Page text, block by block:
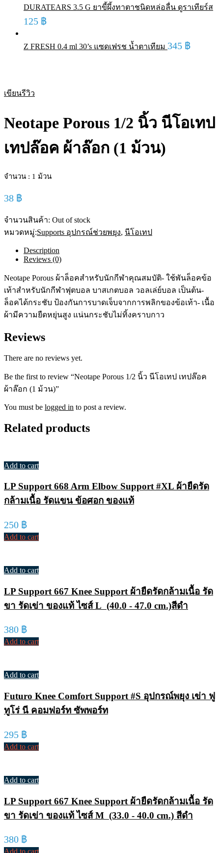
DURATEARS 3.5 G ยาขี้ผึ้งทาตาชนิดหล่อลื่น ดูราเทียร์ส
125 ฿
Z FRESH 0.4 ml 30’s แซดเฟรช น้ำตาเทียม 345 ฿
เขียนรีวิว
Neotape Porous 1/2 นิ้ว นีโอเทป
เทปล๊อค ผ้าล๊อก (1 ม้วน)
จำนวน : 1 ม้วน
38 ฿
จำนวนสินค้า: Out of stock
หมวดหมู่:Supports อุปกรณ์ช่วยพยุง, นีโอเทป
Description
Reviews (0)
Neotape Porous ผ้าล็อคสำหรับนักกีฬาคุณสมบัติ- ใช้พันล็อคข้อ
เท้าสำหรับนักกีฬาฟุตบอล บาสเกตบอล วอลเล่ย์บอล เป็นต้น-
ล็อคได้กระชับ ป้องกันการบาดเจ็บจากการพลิกของข้อเท้า- เนื้อ
ผ้ามีความยืดหยุ่นสูง แน่นกระชับไม่ทิ้งคราบกาว
Reviews
There are no reviews yet.
Be the first to review “Neotape Porous 1/2 นิ้ว นีโอเทป เทปล๊อค
ผ้าล๊อก (1 ม้วน)”
You must be logged in to post a review.
Related products
Add to cart
LP Support 668 Arm Elbow Support #XL ผ้ายืดรัด
กล้ามเนื้อ รัดแขน ข้อศอก ของแท้
250 ฿
Add to cart
Add to cart
LP Support 667 Knee Support ผ้ายืดรัดกล้ามเนื้อ รัด
ขา รัดเข่า ของแท้ ไซส์ L (40.0 - 47.0 cm.)สีดำ
380 ฿
Add to cart
Add to cart
Futuro Knee Comfort Support #S อุปกรณ์พยุง เข่า ฟู
ทูโร่ นี คอมฟอร์ท ซัพพอร์ท
295 ฿
Add to cart
Add to cart
LP Support 667 Knee Support ผ้ายืดรัดกล้ามเนื้อ รัด
ขา รัดเข่า ของแท้ ไซส์ M (33.0 - 40.0 cm.) สีดำ
380 ฿